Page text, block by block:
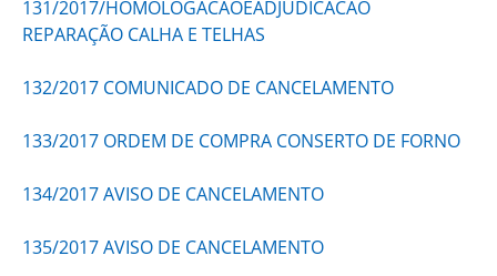
131/2017/HOMOLOGACAOEADJUDICACAO
REPARAÇÃO CALHA E TELHAS
132/2017 COMUNICADO DE CANCELAMENTO
133/2017 ORDEM DE COMPRA CONSERTO DE FORNO
134/2017 AVISO DE CANCELAMENTO
135/2017 AVISO DE CANCELAMENTO